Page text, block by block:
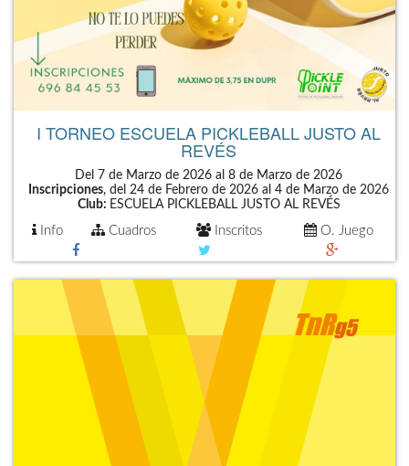
I TORNEO ESCUELA PICKLEBALL JUSTO AL
REVÉS
Del 7 de Marzo de 2026 al 8 de Marzo de 2026
Inscripciones, del 24 de Febrero de 2026 al 4 de Marzo de 2026
Club: ESCUELA PICKLEBALL JUSTO AL REVÉS
Info Cuadros Inscritos O. Juego